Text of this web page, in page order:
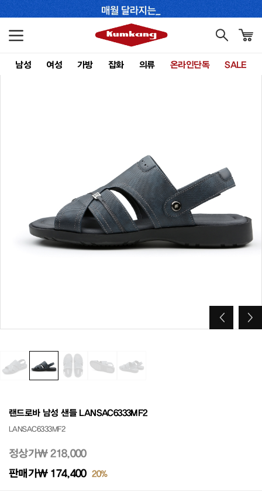
남성 여성 가방 잡화 의류 온라인단독 SALE
랜드로바 남성 샌들 LANSAC6333MF2
LANSAC6333MF2
정상가₩ 218,000
판매가₩ 174,400 20%